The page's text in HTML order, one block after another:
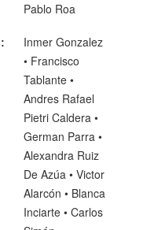
Pablo Roa
Inmer Gonzalez
• Francisco
Tablante •
Andres Rafael
Pietri Caldera •
German Parra •
Alexandra Ruiz
De Azúa • Victor
Alarcón • Blanca
Inciarte • Carlos